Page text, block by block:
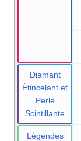
Diamant
Étincelant et
Perle
Scintillante
Légendes